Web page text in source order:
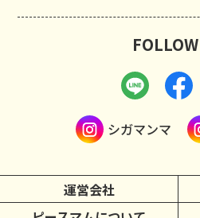
運営会社
シガマンマ